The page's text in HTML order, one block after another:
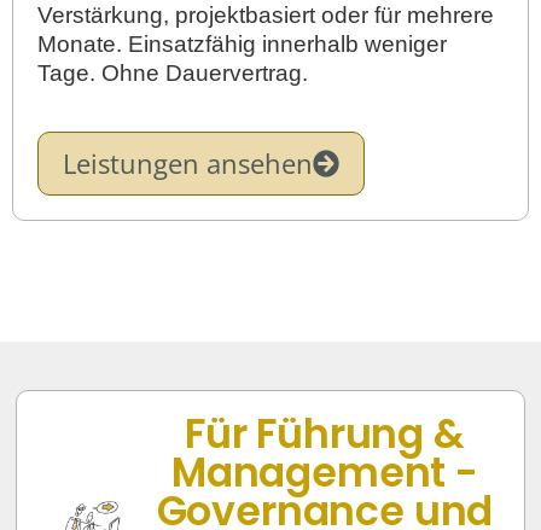
Verstärkung, projektbasiert oder für mehrere
Monate. Einsatzfähig innerhalb weniger
Tage. Ohne Dauervertrag.
Leistungen ansehen
Für Führung &
Management -
Governance und